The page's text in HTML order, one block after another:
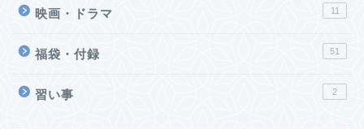
映画・ドラマ 11
福袋・付録 51
習い事 2